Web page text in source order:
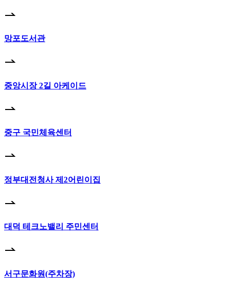
망포도서관
중앙시장 2길 아케이드
중구 국민체육센터
정부대전청사 제2어린이집
대덕 테크노밸리 주민센터
서구문화원(주차장)